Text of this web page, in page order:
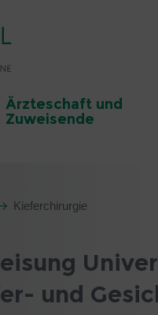
Ärzteschaft und
Zuweisende
Kieferchirurgie
und